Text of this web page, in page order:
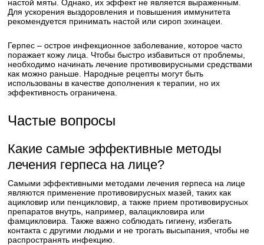
настой мяты. Однако, их эффект не является выраженным.
Для ускорения выздоровления и повышения иммунитета
рекомендуется принимать настой или сироп эхинацеи.
Герпес – острое инфекционное заболевание, которое часто
поражает кожу лица. Чтобы быстро избавиться от проблемы,
необходимо начинать лечение противовирусными средствами
как можно раньше. Народные рецепты могут быть
использованы в качестве дополнения к терапии, но их
эффективность ограничена.
Частые вопросы
Какие самые эффективные методы
лечения герпеса на лице?
Самыми эффективными методами лечения герпеса на лице
являются применение противовирусных мазей, таких как
ацикловир или пенцикловир, а также прием противовирусных
препаратов внутрь, например, валацикловира или
фамцикловира. Также важно соблюдать гигиену, избегать
контакта с другими людьми и не трогать высыпания, чтобы не
распространять инфекцию.